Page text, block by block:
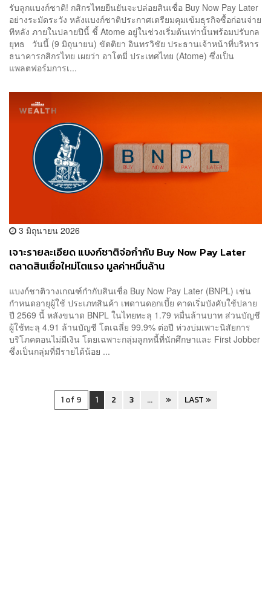
รับลูกแบงก์ชาติ! กสิกรไทยยืนยันจะปล่อยสินเชื่อ Buy Now Pay Later
อย่างระมัดระวัง หลังแบงก์ชาติประกาศเตรียมคุมเข้มธุรกิจซื้อก่อนจ่าย
ทีหลัง ภายในปลายปีนี้ ชี้ Atome อยู่ในช่วงเริ่มต้นเท่านั้นพร้อมปรับกล
ยุทธ วันนี้ (9 มิถุนายน) ขัตติยา อินทรวิชัย ประธานเจ้าหน้าที่บริหาร
ธนาคารกสิกรไทย เผยว่า อาโตมี่ ประเทศไทย (Atome) ซึ่งเป็น
แพลตฟอร์มการเ...
3 มิถุนายน 2026
เจาะรายละเอียด แบงก์ชาติจ่อกำกับ Buy Now Pay Later
ตลาดสินเชื่อใหม่โตแรง มูลค่าหมื่นล้าน
แบงก์ชาติวางเกณฑ์กำกับสินเชื่อ Buy Now Pay Later (BNPL) เช่น
กำหนดอายุผู้ใช้ ประเภทสินค้า เพดานดอกเบี้ย คาดเริ่มบังคับใช้ปลาย
ปี 2569 นี้ หลังขนาด BNPL ในไทยทะลุ 1.79 หมื่นล้านบาท ส่วนบัญชี
ผู้ใช้ทะลุ 4.91 ล้านบัญชี โตเฉลี่ย 99.9% ต่อปี ห่วงบ่มเพาะนิสัยการ
บริโภคตอนไม่มีเงิน โดยเฉพาะกลุ่มลูกหนี้ที่นักศึกษาและ First Jobber
ซึ่งเป็นกลุ่มที่มีรายได้น้อย ...
1 of 9 1 2 3 ... » LAST »